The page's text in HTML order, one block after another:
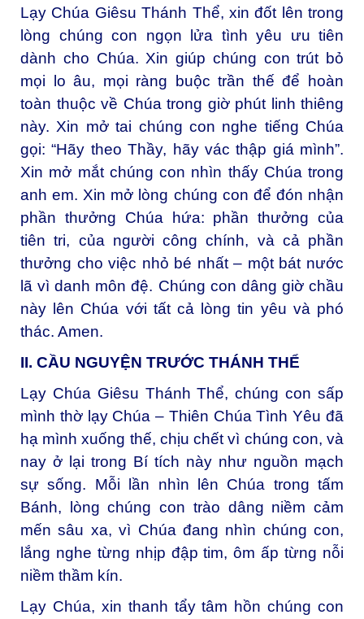
Lạy Chúa Giêsu Thánh Thể, xin đốt lên trong
lòng chúng con ngọn lửa tình yêu ưu tiên
dành cho Chúa. Xin giúp chúng con trút bỏ
mọi lo âu, mọi ràng buộc trần thế để hoàn
toàn thuộc về Chúa trong giờ phút linh thiêng
này. Xin mở tai chúng con nghe tiếng Chúa
gọi: “Hãy theo Thầy, hãy vác thập giá mình”.
Xin mở mắt chúng con nhìn thấy Chúa trong
anh em. Xin mở lòng chúng con để đón nhận
phần thưởng Chúa hứa: phần thưởng của
tiên tri, của người công chính, và cả phần
thưởng cho việc nhỏ bé nhất – một bát nước
lã vì danh môn đệ. Chúng con dâng giờ chầu
này lên Chúa với tất cả lòng tin yêu và phó
thác. Amen.
II. CẦU NGUYỆN TRƯỚC THÁNH THỂ
Lạy Chúa Giêsu Thánh Thể, chúng con sấp
mình thờ lạy Chúa – Thiên Chúa Tình Yêu đã
hạ mình xuống thế, chịu chết vì chúng con, và
nay ở lại trong Bí tích này như nguồn mạch
sự sống. Mỗi lần nhìn lên Chúa trong tấm
Bánh, lòng chúng con trào dâng niềm cảm
mến sâu xa, vì Chúa đang nhìn chúng con,
lắng nghe từng nhịp đập tim, ôm ấp từng nỗi
niềm thầm kín.
Lạy Chúa, xin thanh tẩy tâm hồn chúng con